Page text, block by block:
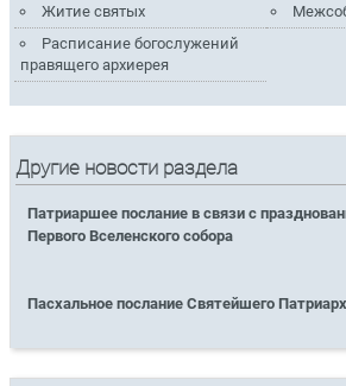
Житие святых
Расписание богослужений
правящего архиерея
Другие новости раздела
Патриаршее послание в связи с
Первого Вселенского собора
Пасхальное послание Святейшего